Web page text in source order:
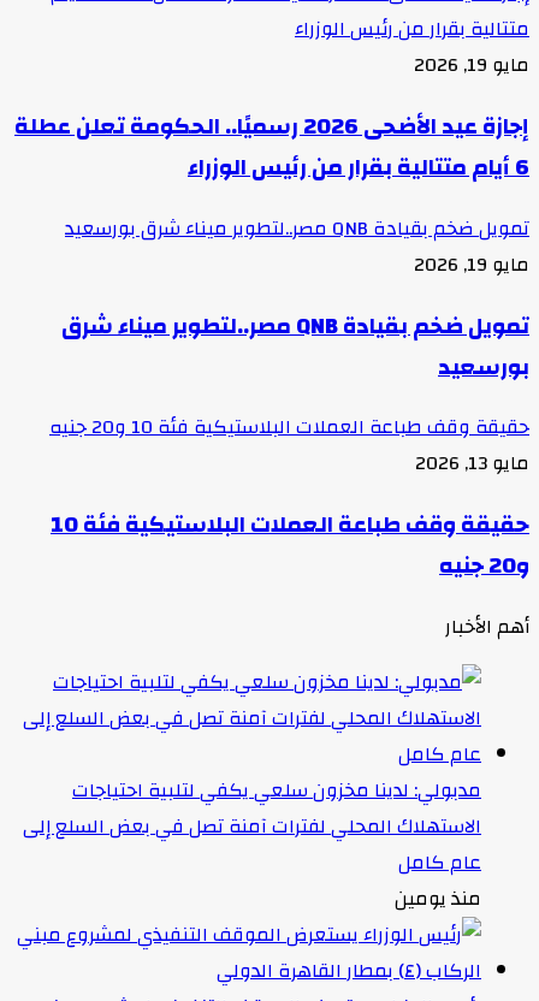
متتالية بقرار من رئيس الوزراء
مايو 19, 2026
إجازة عيد الأضحى 2026 رسميًا.. الحكومة تعلن عطلة
6 أيام متتالية بقرار من رئيس الوزراء
تمويل ضخم بقيادة QNB مصر..لتطوير ميناء شرق بورسعيد
مايو 19, 2026
تمويل ضخم بقيادة QNB مصر..لتطوير ميناء شرق
بورسعيد
حقيقة وقف طباعة العملات البلاستيكية فئة 10 و20 جنيه
مايو 13, 2026
حقيقة وقف طباعة العملات البلاستيكية فئة 10
و20 جنيه
أهم الأخبار
مدبولي: لدينا مخزون سلعي يكفي لتلبية احتياجات
الاستهلاك المحلي لفترات آمنة تصل في بعض السلع إلى
عام كامل
منذ يومين